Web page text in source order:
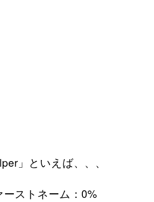
」といえば、、、
ーストネーム：0%